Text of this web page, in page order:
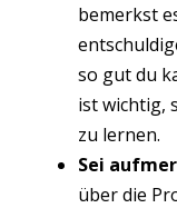
bemerkst
so gut du
ist wichtig,
zu lernen.
Sei
über die